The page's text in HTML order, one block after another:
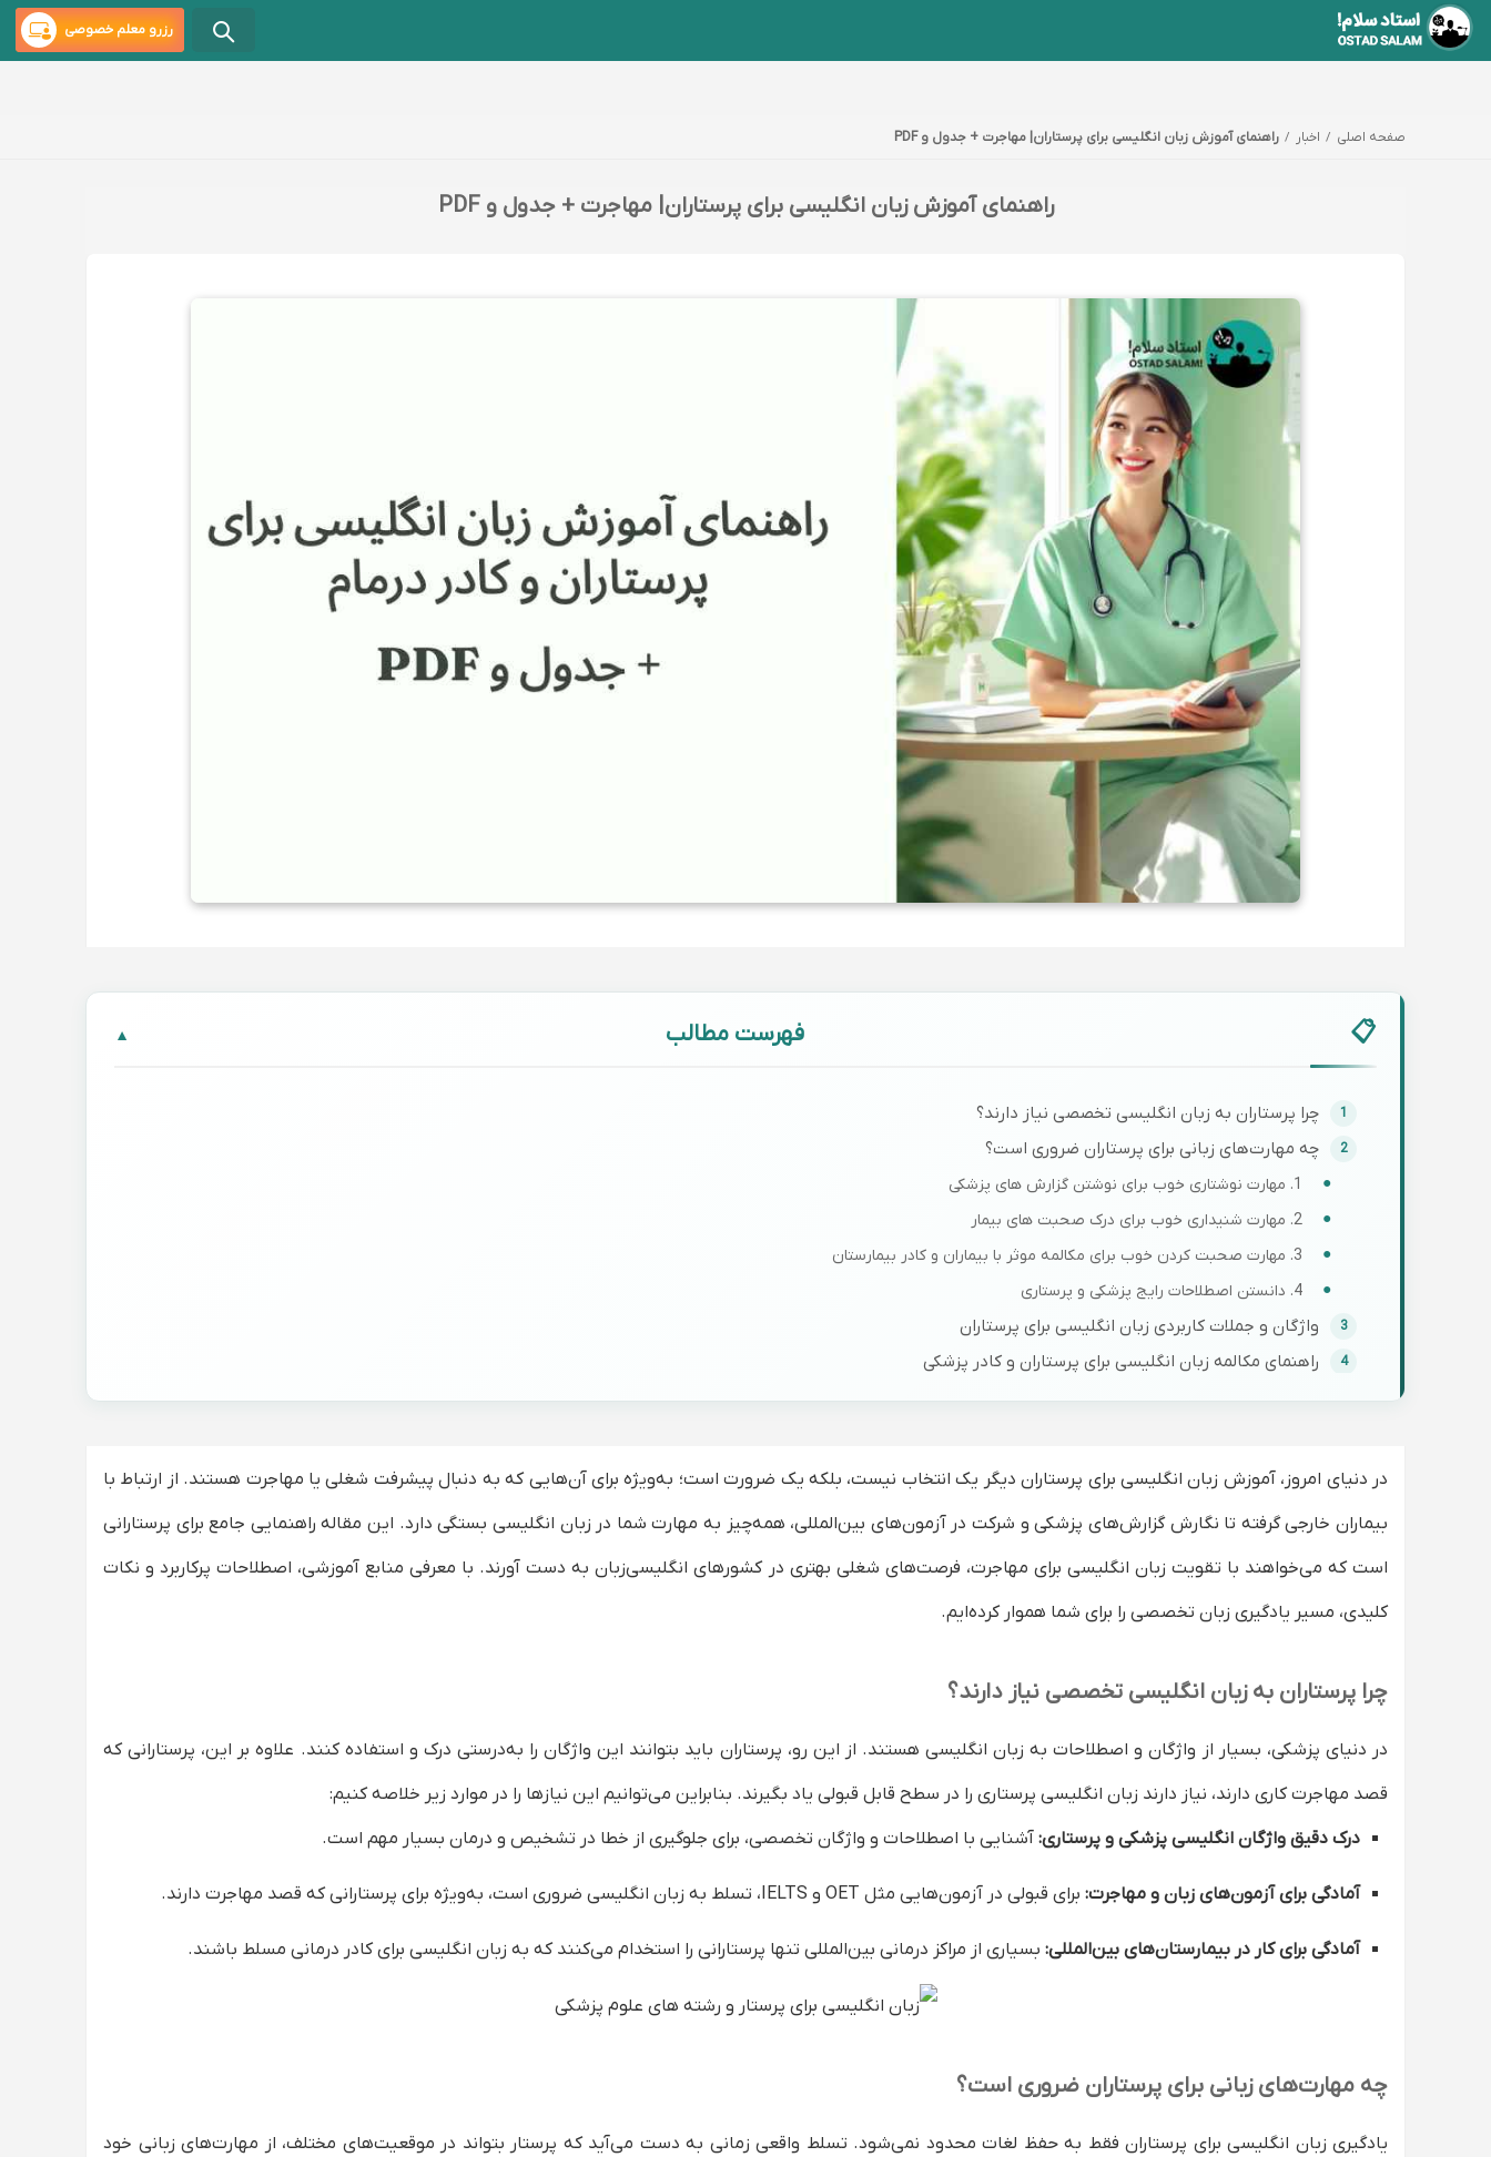
رزرو معلم خصوصی
صفحه اصلی اخبار راهنمای آموزش زبان انگلیسی برای پرستاران| مهاجرت + جدول و PDF
راهنمای آموزش زبان انگلیسی برای پرستاران| مهاجرت + جدول و PDF
فهرست مطالب ▼
چرا پرستاران به زبان انگلیسی تخصصی نیاز دارند؟
چه مهارت‌های زبانی برای پرستاران ضروری است؟
1. مهارت نوشتاری خوب برای نوشتن گزارش های پزشکی
2. مهارت شنیداری خوب برای درک صحبت های بیمار
3. مهارت صحبت کردن خوب برای مکالمه موثر با بیماران و کادر بیمارستان
4. دانستن اصطلاحات رایج پزشکی و پرستاری
واژگان و جملات کاربردی زبان انگلیسی برای پرستاران
راهنمای مکالمه زبان انگلیسی برای پرستاران و کادر پزشکی
بهترین منابع یادگیری زبان انگلیسی برای پرستاران و کادر پزشکی
4. اپلیکیشن‌های تخصصی
چگونه سریع‌تر زبان انگلیسی پرستاری را یاد بگیریم؟
1. ترکیب دوره آنلاین با تمرین روزانه
3. استفاده از معلم خصوصی زبان
پزشکان عمومی و متخصص
تکنسین‌های اتاق عمل و هوشبری
کادر آزمایشگاه و تصویربرداری
سوالات متداول درباره زبان انگلیسی برای مهاجرت پرستاران
آیا منابع آموزش زبان پرستاری رایگان هم وجود دارد؟
در دنیای امروز، آموزش زبان انگلیسی برای پرستاران دیگر یک انتخاب نیست، بلکه یک ضرورت است؛ به‌ویژه برای آن‌هایی که به دنبال پیشرفت شغلی یا مهاجرت هستند. از ارتباط با
بیماران خارجی گرفته تا نگارش گزارش‌های پزشکی و شرکت در آزمون‌های بین‌المللی، همه‌چیز به مهارت شما در زبان انگلیسی بستگی دارد. این مقاله راهنمایی جامع برای پرستارانی
است که می‌خواهند با تقویت زبان انگلیسی برای مهاجرت، فرصت‌های شغلی بهتری در کشورهای انگلیسی‌زبان به دست آورند. با معرفی منابع آموزشی، اصطلاحات پرکاربرد و نکات
کلیدی، مسیر یادگیری زبان تخصصی را برای شما هموار کرده‌ایم.
چرا پرستاران به زبان انگلیسی تخصصی نیاز دارند؟
در دنیای پزشکی، بسیار از واژگان و اصطلاحات به زبان انگلیسی هستند. از این رو، پرستاران باید بتوانند این واژگان را به‌درستی درک و استفاده کنند. علاوه بر این، پرستارانی که
قصد مهاجرت کاری دارند، نیاز دارند زبان انگلیسی پرستاری را در سطح قابل قبولی یاد بگیرند. بنابراین می‌توانیم این نیازها را در موارد زیر خلاصه کنیم:
درک دقیق واژگان انگلیسی پزشکی و پرستاری: آشنایی با اصطلاحات و واژگان تخصصی، برای جلوگیری از خطا در تشخیص و درمان بسیار مهم است.
آمادگی برای آزمون‌های زبان و مهاجرت: برای قبولی در آزمون‌هایی مثل OET و IELTS، تسلط به زبان انگلیسی ضروری است، به‌ویژه برای پرستارانی که قصد مهاجرت دارند.
آمادگی برای کار در بیمارستان‌های بین‌المللی: بسیاری از مراکز درمانی بین‌المللی تنها پرستارانی را استخدام می‌کنند که به زبان انگلیسی برای کادر درمانی مسلط باشند.
چه مهارت‌های زبانی برای پرستاران ضروری است؟
یادگیری زبان انگلیسی برای پرستاران فقط به حفظ لغات محدود نمی‌شود. تسلط واقعی زمانی به دست می‌آید که پرستار بتواند در موقعیت‌های مختلف، از مهارت‌های زبانی خود